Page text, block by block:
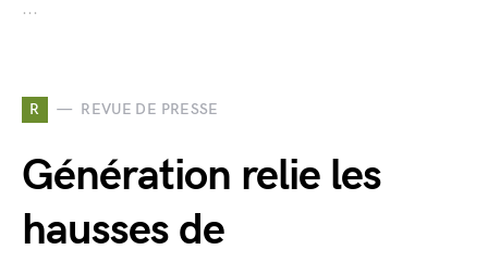
...
R REVUE DE PRESSE
Génération relie les
hausses de